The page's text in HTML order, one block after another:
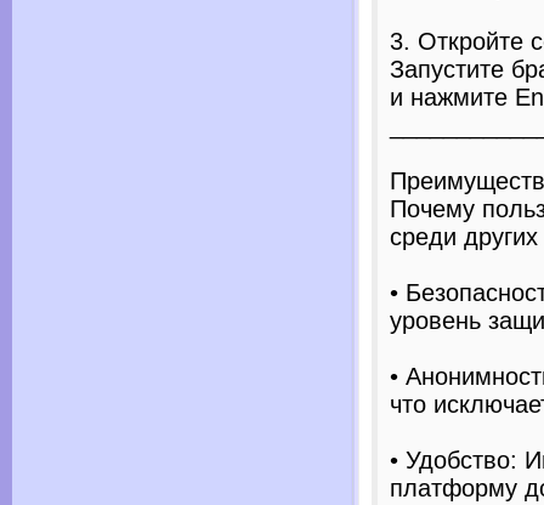
3. Откройте
Запустите
и нажмите
Почему
среди
•
уровень
•
что
• Удобство:
платформу